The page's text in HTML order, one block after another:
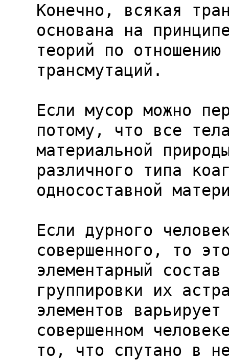
Конечно, всякая
основана на
теорий по
трансмутаций.
Если мусор можно
потому, что все
материальной
различного типа
односоставной
Если дурного
совершенного, то
элементарный
группировки их
элементов
совершенном
то, что спутано в